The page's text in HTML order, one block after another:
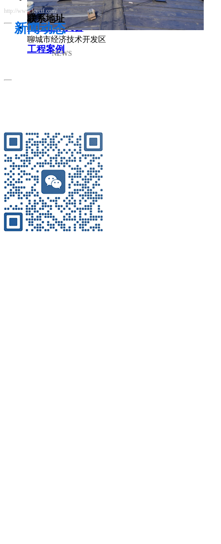
薄型通风天窗
工程案例
新闻动态
NEWS
联系地址
聊城市经济技术开发区
http://www.lcyctf.com/